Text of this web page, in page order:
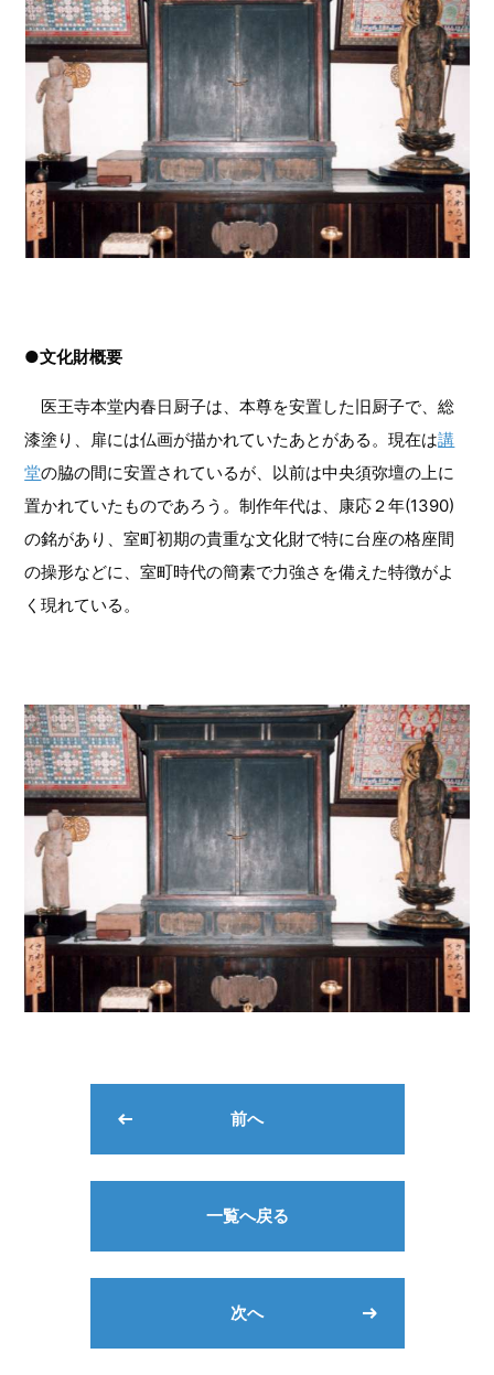
●文化財概要
医王寺本堂内春日厨子は、本尊を安置した旧厨子で、総
漆塗り、扉には仏画が描かれていたあとがある。現在は講
堂の脇の間に安置されているが、以前は中央須弥壇の上に
置かれていたものであろう。制作年代は、康応２年(1390)
の銘があり、室町初期の貴重な文化財で特に台座の格座間
の操形などに、室町時代の簡素で力強さを備えた特徴がよ
く現れている。
前へ
一覧へ戻る
次へ